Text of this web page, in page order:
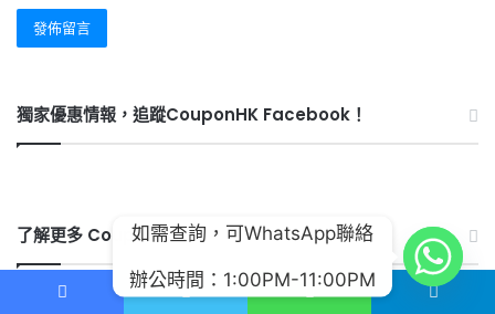
獨家優惠情報，追蹤CouponHK Facebook！
了解更多 CouponHK
CouponHK的創辦人為專業電機工程師、富途證券已認證的專業投資者PI
如需查詢，可WhatsApp聯絡
辦公時間：1:00PM-11:00PM